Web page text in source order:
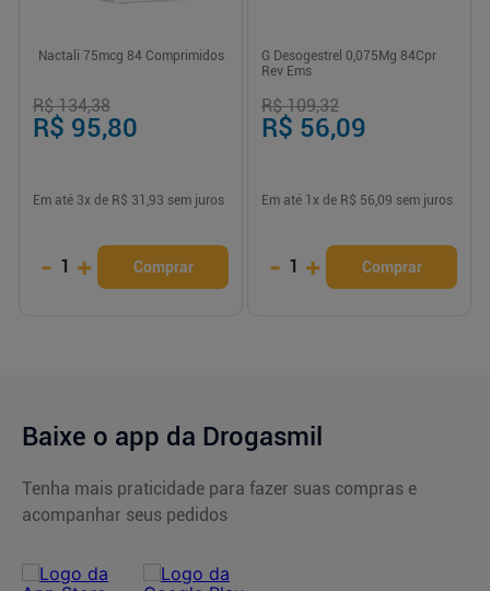
Nactali 75mcg 84 Comprimidos
R$ 134,38
R$ 95,80
Em até 3x de R$ 31,93 sem juros
- 1 + Comprar
G Desogestrel 0,075Mg 84Cpr
Rev Ems
R$ 109,32
R$ 56,09
Em até 1 x de R$ 56,09 sem juros
- 1 + Comprar
Baixe o app da Drogasmil
Tenha mais praticidade para fazer suas compras e
acompanhar seus pedidos